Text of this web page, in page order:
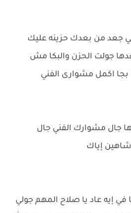
جعد من بعدك حزينه عليك
جولت الحزن والبكا مش
بجا اكمل مشوارى الفني
جال مشوارك الفني جال
إياك
في إيه عاد يا صلاح المهم جولي